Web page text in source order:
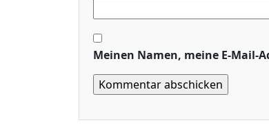
Meinen Namen, meine E-Mail-